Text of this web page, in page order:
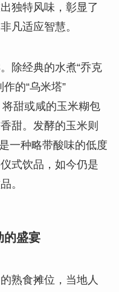
独特风味，彰显了
凡适应智慧。
除经典的水煮“乔克
的“乌米塔”
将甜或咸的玉米糊包
甜。发酵的玉米则
一种略带酸味的低度
式饮品，如今仍是
。
的盛宴
熟食摊位，当地人